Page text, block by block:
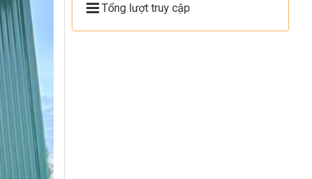
Tổng lượt truy cập